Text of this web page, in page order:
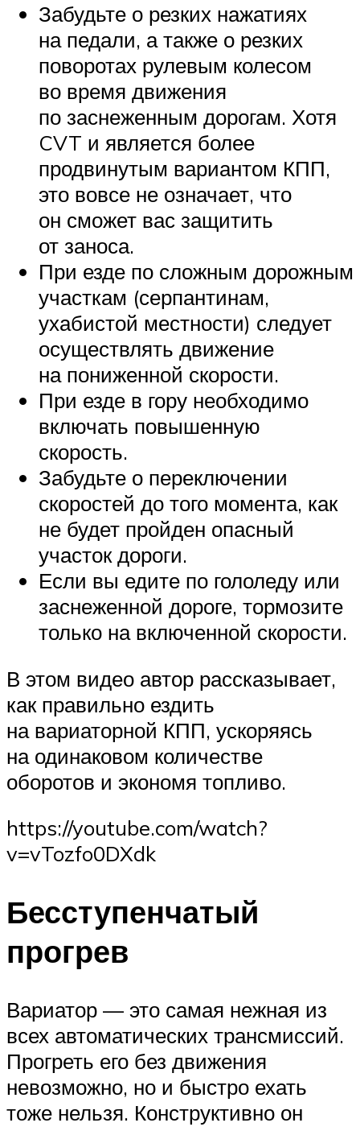
Забудьте о резких нажатиях
на педали, а также о резких
поворотах рулевым колесом
во время движения
по заснеженным дорогам. Хотя
CVT и является более
продвинутым вариантом КПП,
это вовсе не означает, что
он сможет вас защитить
от заноса.
При езде по сложным дорожным
участкам (серпантинам,
ухабистой местности) следует
осуществлять движение
на пониженной скорости.
При езде в гору необходимо
включать повышенную
скорость.
Забудьте о переключении
скоростей до того момента, как
не будет пройден опасный
участок дороги.
Если вы едите по гололеду или
заснеженной дороге, тормозите
только на включенной скорости.
В этом видео автор рассказывает,
как правильно ездить
на вариаторной КПП, ускоряясь
на одинаковом количестве
оборотов и экономя топливо.
https://youtube.com/watch?
v=vTozfo0DXdk
Бесступенчатый
прогрев
Вариатор — это самая нежная из
всех автоматических трансмиссий.
Прогреть его без движения
невозможно, но и быстро ехать
тоже нельзя. Конструктивно он